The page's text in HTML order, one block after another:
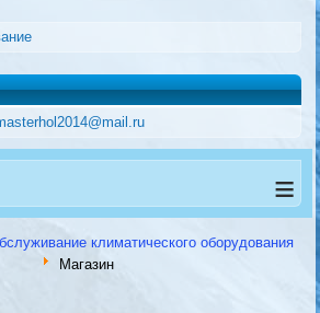
≡
климатического оборудования
Магазин